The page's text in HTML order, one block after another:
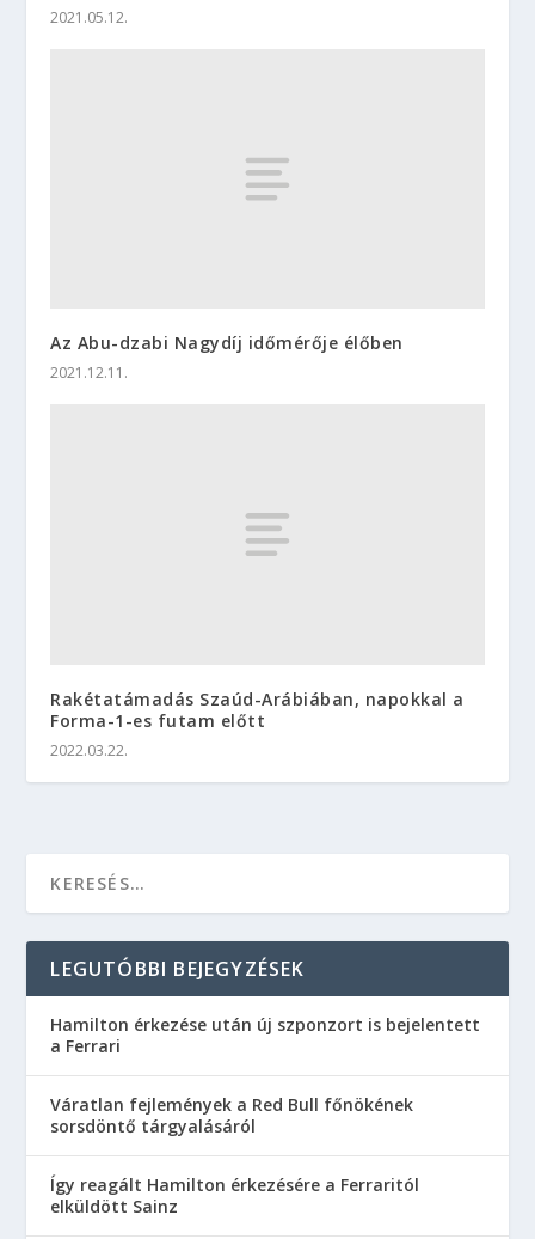
2021.05.12.
Az Abu-dzabi Nagydíj időmérője élőben
2021.12.11.
Rakétatámadás Szaúd-Arábiában, napokkal a
Forma-1-es futam előtt
2022.03.22.
LEGUTÓBBI BEJEGYZÉSEK
Hamilton érkezése után új szponzort is bejelentett
a Ferrari
Váratlan fejlemények a Red Bull főnökének
sorsdöntő tárgyalásáról
Így reagált Hamilton érkezésére a Ferraritól
elküldött Sainz